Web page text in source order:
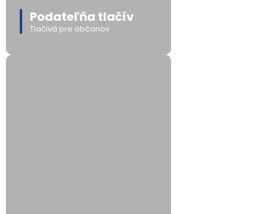
Podateľňa tlačív
Tlačivá pre občanov